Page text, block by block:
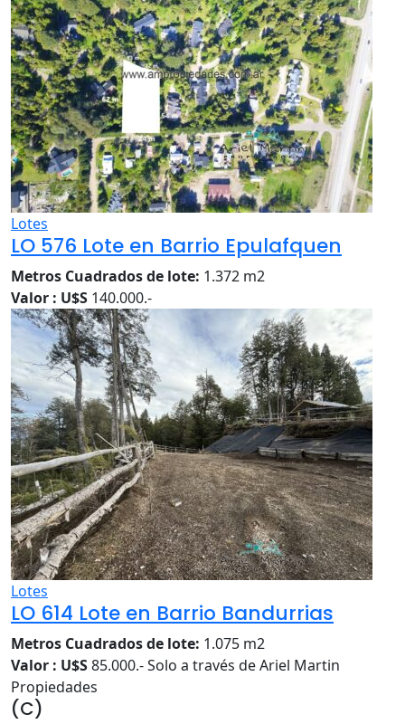
Lotes
LO 576 Lote en Barrio Epulafquen
Metros Cuadrados de lote: 1.372 m2
Valor : U$S 140.000.-
Lotes
LO 614 Lote en Barrio Bandurrias
Metros Cuadrados de lote: 1.075 m2
Valor : U$S85.000.- Solo a través de Ariel Martin
Propiedades
(C)